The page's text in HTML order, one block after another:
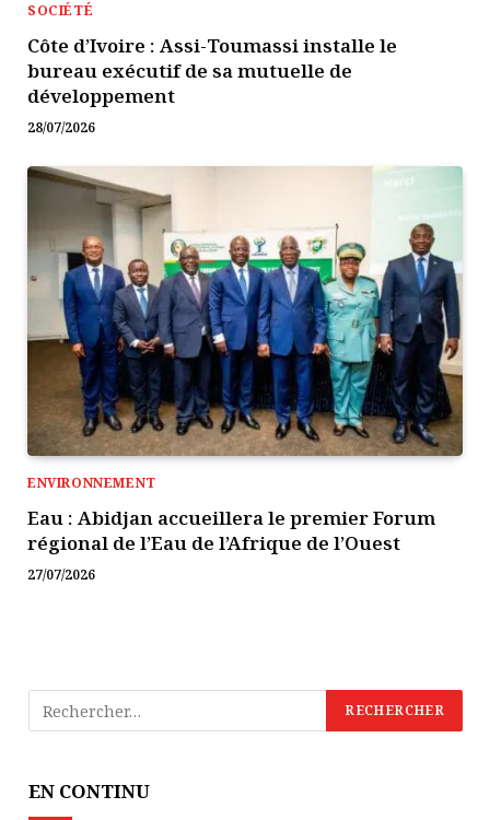
SOCIÉTÉ
Côte d’Ivoire : Assi-Toumassi installe le
bureau exécutif de sa mutuelle de
développement
28/07/2026
ENVIRONNEMENT
Eau : Abidjan accueillera le premier Forum
régional de l’Eau de l’Afrique de l’Ouest
27/07/2026
EN CONTINU